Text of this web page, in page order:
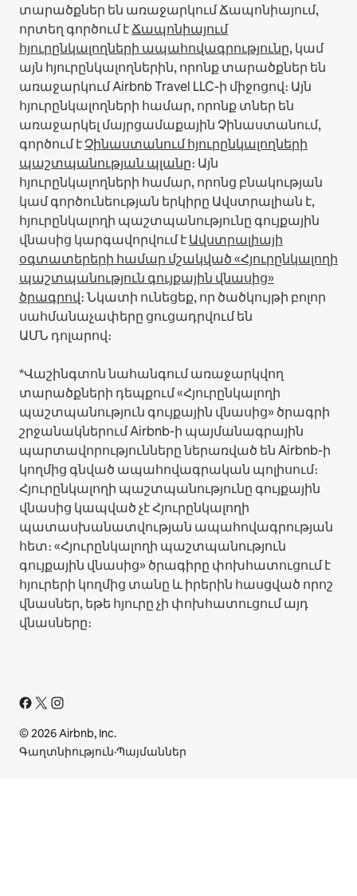
տարածքներ են առաջարկում Ճապոնիայում,
որտեղ գործում էՃապոնիայում
հյուրընկալողների ապահովագրությունը, կամ
այն հյուրընկալողներին, որոնք տարածքներ են
առաջարկում Airbnb Travel LLC-ի միջոցով։ Այն
հյուրընկալողների համար, որոնք տներ են
առաջարկել մայրցամաքային Չինաստանում,
գործում էՉինաստանում հյուրընկալողների
պաշտպանության պլանը։ Այն
հյուրընկալողների համար, որոնց բնակության
կամ գործունեության երկիրը Ավստրալիան է,
հյուրընկալողի պաշտպանությունը գույքային
վնասից կարգավորվում էԱվստրալիայի
օգտատերերի համար մշակված «Հյուրընկալողի
պաշտպանություն գույքային վնասից»
ծրագրով։ Նկատի ունեցեք, որ ծածկույթի բոլոր
սահմանաչափերը ցուցադրվում են
ԱՄՆ դոլարով։
*Վաշինգտոն նահանգում առաջարկվող
տարածքների դեպքում «Հյուրընկալողի
պաշտպանություն գույքային վնասից» ծրագրի
շրջանակներում Airbnb-ի պայմանագրային
պարտավորությունները ներառված են Airbnb-ի
կողմից գնված ապահովագրական պոլիսում։
Հյուրընկալողի պաշտպանությունը գույքային
վնասից կապված չէ Հյուրընկալողի
պատասխանատվության ապահովագրության
հետ։ «Հյուրընկալողի պաշտպանություն
գույքային վնասից» ծրագիրը փոխհատուցում է
հյուրերի կողմից տանը և իրերին հասցված որոշ
վնասներ, եթե հյուրը չի փոխհատուցում այդ
վնասները։
© 2026 Airbnb, Inc.
Գաղտնիություն·Պայմաններ